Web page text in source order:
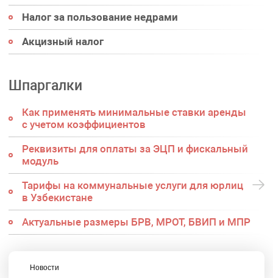
Налог за пользование недрами
Акцизный налог
Шпаргалки
Как применять минимальные ставки аренды
с учетом коэффициентов
Реквизиты для оплаты за ЭЦП и фискальный
модуль
Тарифы на коммунальные услуги для юрлиц
в Узбекистане
Актуальные размеры БРВ, МРОТ, БВИП и МПР
Новости